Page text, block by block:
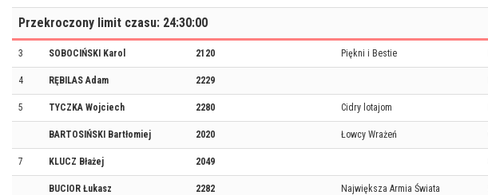
Przekroczony limit czasu: 24:30:00
3 SOBOCIŃSKI Karol 2120 Piękni i Bestie
4 RĘBILAS Adam 2229
5 TYCZKA Wojciech 2280 Cidry lotajom
BARTOSIŃSKI Bartłomiej 2020 Łowcy Wrażeń
7 KLUCZ Błażej 2049
BUCIOR Łukasz 2282 Największa Armia Świata